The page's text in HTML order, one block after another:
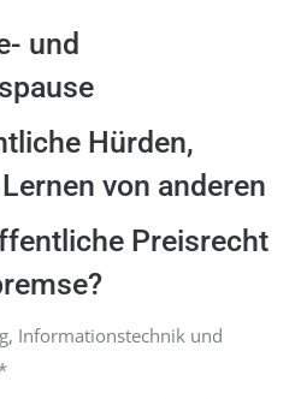
und
Hürden,
von anderen
Preisrecht
Informationstechnik und